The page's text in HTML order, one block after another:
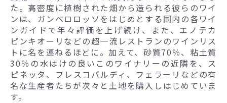
た。高密度に植樹された畑から造られる彼らのワイ
ンは、ガンベロロッソをはじめとする国内の各ワイ
ンガイドで年々評価を上げ続け、また、エノテカ
ピンキオーリなどの超一流レストランのワインリス
トに名を連ねるほどに。加えて、砂質70％、粘土質
30％の水はけの良いこのワイナリーの近隣を、ス
ピネッタ、フレスコバルディ、フェラーリなどの有
名な生産者たちが次々と土地を購入しはじめていま
す。